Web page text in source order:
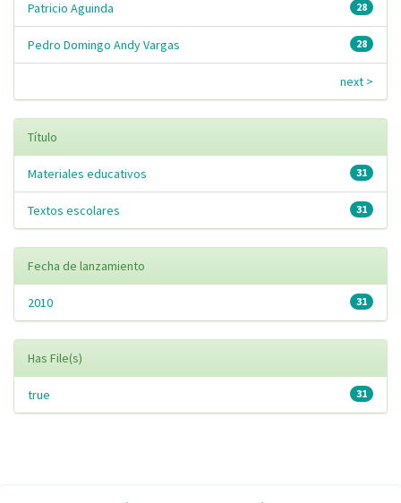
28
Patricio Aguinda
28
Pedro Domingo Andy Vargas
next >
Título
31
Materiales educativos
31
Textos escolares
Fecha de lanzamiento
31
2010
Has File(s)
31
true